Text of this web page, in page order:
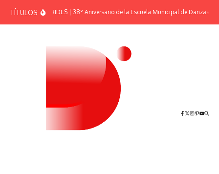
TÍTULOSEFEMÉRIDES | 38° Aniversario de la Escuela Municipal de Danzas “El